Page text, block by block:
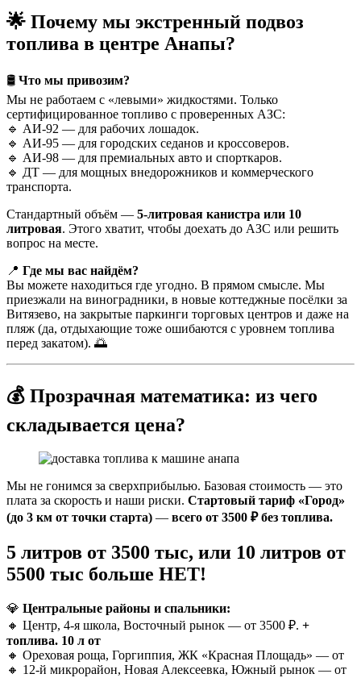
🌟 Почему мы экстренный подвоз
топлива в центре Анапы?
🛢 Что мы привозим?
Мы не работаем с «левыми» жидкостями. Только
сертифицированное топливо с проверенных АЗС:
🔹 АИ-92 — для рабочих лошадок.
🔹 АИ-95 — для городских седанов и кроссоверов.
🔹 АИ-98 — для премиальных авто и спорткаров.
🔹 ДТ — для мощных внедорожников и коммерческого
транспорта.
Стандартный объём — 5-литровая канистра или 10
литровая. Этого хватит, чтобы доехать до АЗС или решить
вопрос на месте.
📍 Где мы вас найдём?
Вы можете находиться где угодно. В прямом смысле. Мы
приезжали на виноградники, в новые коттеджные посёлки за
Витязево, на закрытые паркинги торговых центров и даже на
пляж (да, отдыхающие тоже ошибаются с уровнем топлива
перед закатом). 🌅
💰 Прозрачная математика: из чего
складывается цена?
Мы не гонимся за сверхприбылью. Базовая стоимость — это
плата за скорость и наши риски. Стартовый тариф «Город»
(до 3 км от точки старта) — всего от 3500 ₽ без топлива.
5 литров от 3500 тыс, или 10 литров от
5500 тыс больше НЕТ!
💎 Центральные районы и спальники:
🔸 Центр, 4-я школа, Восточный рынок — от 3500 ₽. +
топлива. 10 л от
🔸 Ореховая роща, Горгиппия, ЖК «Красная Площадь» — от
🔸 12-й микрорайон, Новая Алексеевка, Южный рынок — от